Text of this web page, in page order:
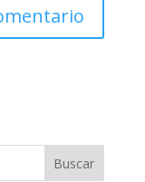
Buscar